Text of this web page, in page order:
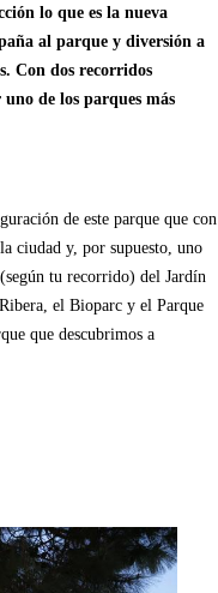
lo que es la nueva
al parque y diversión a
Con dos recorridos
de los parques más
de este parque que con
ciudad y, por supuesto, uno
tu recorrido) del Jardín
el Bioparc y el Parque
que descubrimos a